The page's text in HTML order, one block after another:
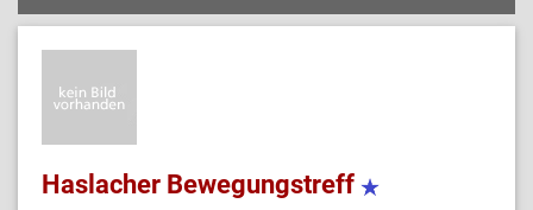
Haslacher Bewegungstreff